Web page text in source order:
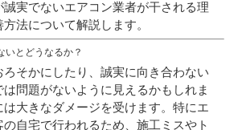
誠実でないエアコン業者が干される理
法について解説します。
いとどうなるか？
ろそかにしたり、誠実に向き合わない
問題がないように見えるかもしれま
は大きなダメージを受けます。特にエ
自宅で行われるため、施工ミスやト